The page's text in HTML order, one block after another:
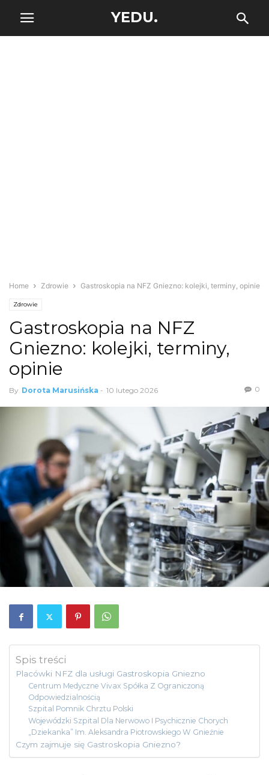
YEDU.
Home Zdrowie Gastroskopia na NFZ Gniezno: kolejki, terminy, opinie
Zdrowie
Gastroskopia na NFZ
Gniezno: kolejki, terminy,
opinie
By Dorota Marusińska - 10 lutego 2026 0
Spis treści
Placówki NFZ dla usługi Gastroskopia Gniezno
Centrum Medyczne Vivax Spółka Z Ograniczoną
Odpowiedzialnością
Szpital Pomnik Chrztu Polski
Wojewódzki Szpital Dla Nerwowo I Psychicznie Chorych
„Dziekanka” Im. Aleksandra Piotrowskiego W Gnieźnie
Czym zajmuje się Gastroskopia Gniezno?